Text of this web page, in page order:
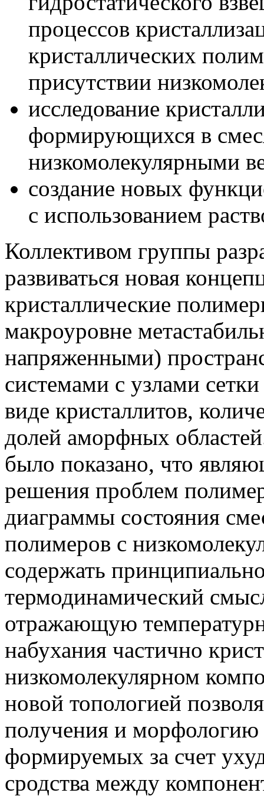
процессов
кристаллических
присутствии
исследование
формирующихся в
низкомолекулярными
создание новых
с использованием
Коллективом группы
развиваться новая
кристаллические
макроуровне
напряженными)
системами с узлами
виде кристаллитов,
долей аморфных
было показано, что
решения проблем
диаграммы состояния
полимеров с
содержать
термодинамический
отражающую
набухания частично
низкомолекулярном
новой топологией
получения и
формируемых за счет
сродства между